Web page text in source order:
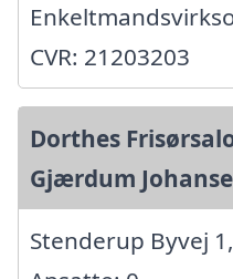
CVR: 21203203
Dorthes
Gjærdum
Stenderup Byvej